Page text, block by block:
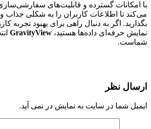
با امکانات گسترده و قابلیت‌های
می‌کند تا اطلاعات کاربران را به شکلی جذاب
بگذارید. اگر به دنبال راهی برای بهبود تجربه
نمایش حرفه‌ای داده‌ها هستید، GravityView
شماست.
ارسال نظر
ایمیل شما در سایت به نمایش در نمی آید.